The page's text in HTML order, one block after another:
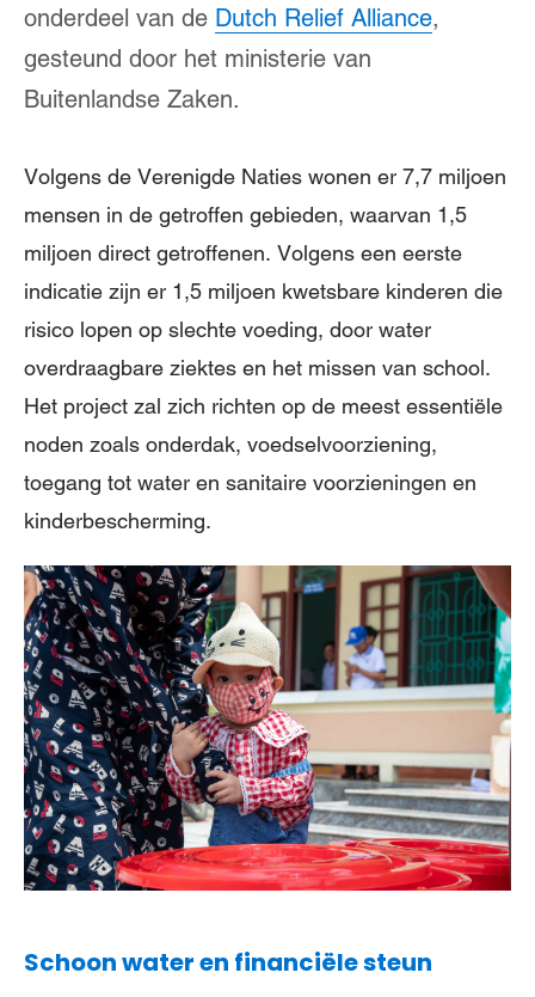
onderdeel van de Dutch Relief Alliance,
gesteund door het ministerie van
Buitenlandse Zaken.
Volgens de Verenigde Naties wonen er 7,7 miljoen
mensen in de getroffen gebieden, waarvan 1,5
miljoen direct getroffenen. Volgens een eerste
indicatie zijn er 1,5 miljoen kwetsbare kinderen die
risico lopen op slechte voeding, door water
overdraagbare ziektes en het missen van school.
Het project zal zich richten op de meest essentiële
noden zoals onderdak, voedselvoorziening,
toegang tot water en sanitaire voorzieningen en
kinderbescherming.
Schoon water en financiële steun